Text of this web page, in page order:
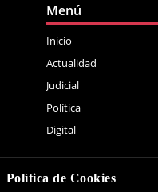
Menú
Inicio
Actualidad
Judicial
Política
Digital
Política de Cookies